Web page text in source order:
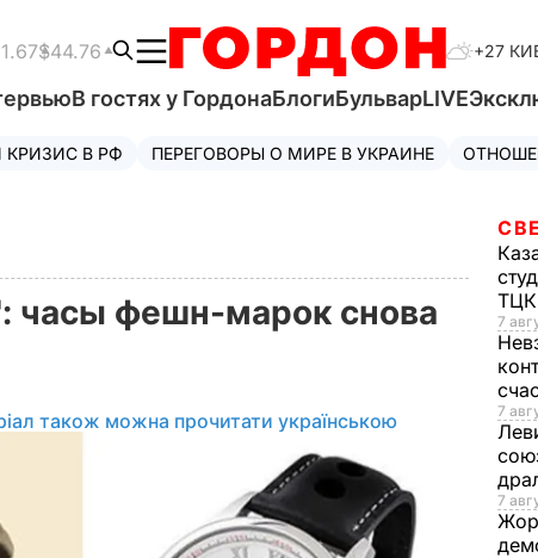
$44.76 +27
В гостях у ГордонаБлогиБульварLIVE
В РФ ПЕРЕГОВОРЫ О МИРЕ В УКРАИНЕ
часы фешн-марок снова
також можна прочитати українською
ТЦК
7
7
7